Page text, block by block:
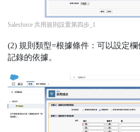
Salesforce 共用規則設置第四步_1
(2) 規則類型=根據條件：可以設定
記錄的依據。